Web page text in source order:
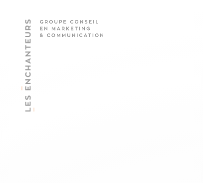
Les Enchanteurs
Groupe conseil en marketing & communication